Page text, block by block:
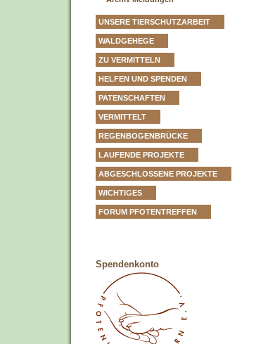
UNSERE TIERSCHUTZARBEIT
WALDGEHEGE
ZU VERMITTELN
HELFEN UND SPENDEN
PATENSCHAFTEN
VERMITTELT
REGENBOGENBRÜCKE
LAUFENDE PROJEKTE
ABGESCHLOSSENE PROJEKTE
WICHTIGES
FORUM PFOTENTREFFEN
Spendenkonto